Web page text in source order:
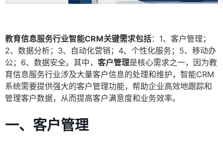
教育信息服务行业智能CRM关键需求包括：1、客户管理；
2、数据分析；3、自动化营销；4、个性化服务；5、移动办
公；6、数据安全。其中， 客户管理是核心需求之一，因为教
育信息服务行业涉及大量客户信息的处理和维护，智能CRM
系统需要提供强大的客户管理功能，帮助企业高效地跟踪和
管理客户数据，从而提高客户满意度和业务效率。
一、客户管理